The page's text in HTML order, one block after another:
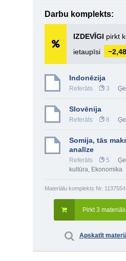
Darbu komplekts:
IZDEVĪGI pirkt
ietaupīsi
Indonēzija
Referāts 3
Slovēnija
Referāts 8
Somija, tās
analīze
Referāts 5
kultūra, Ekonomika
Materiālu komplekts Nr. 1137554
Pirkt 3
Apskatīt